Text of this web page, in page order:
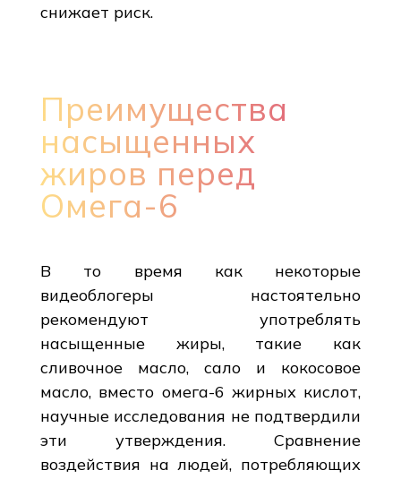
снижает риск.
Преимущества
насыщенных
жиров перед
Омега-6
В то время как некоторые
видеоблогеры настоятельно
рекомендуют употреблять
насыщенные жиры, такие как
сливочное масло, сало и кокосовое
масло, вместо омега-6 жирных кислот,
научные исследования не подтвердили
эти утверждения. Сравнение
воздействия на людей, потребляющих